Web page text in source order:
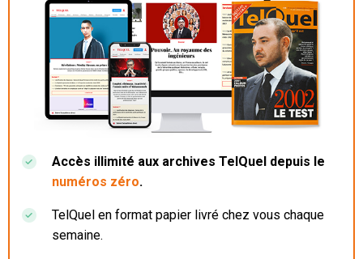
Accès illimité aux archives TelQuel depuis le
numéros zéro.
TelQuel en format papier livré chez vous chaque
semaine.